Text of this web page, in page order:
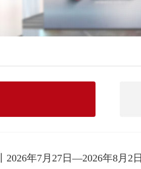
2026年7月27日—2026年8月2日